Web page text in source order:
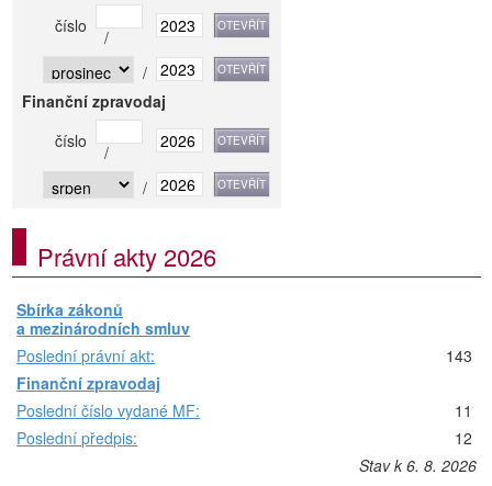
číslo
/
/
Finanční zpravodaj
číslo
/
/
Právní akty 2026
Sbírka zákonů
a mezinárodních smluv
Poslední právní akt:
143
Finanční zpravodaj
Poslední číslo vydané MF:
11
Poslední předpis:
12
Stav k 6. 8. 2026